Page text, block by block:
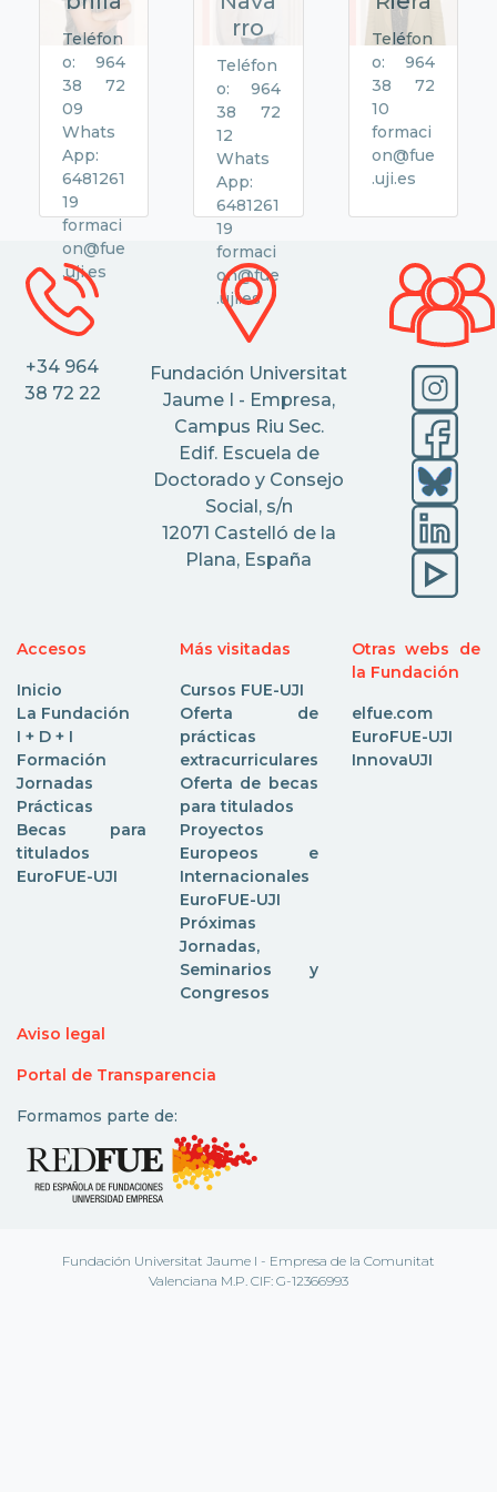
Teléfon
o: 964
38 72
09
Whats
App:
6481261
19
formaci
on@fue
.uji.es
rro
Teléfon
o: 964
38 72
12
Whats
App:
6481261
19
formaci
on@fue
.uji.es
Teléfon
o: 964
38 72
10
formaci
on@fue
.uji.es
+34 964
38 72 22
Fundación Universitat
Jaume I - Empresa,
Campus Riu Sec.
Edif. Escuela de
Doctorado y Consejo
Social, s/n
12071 Castelló de la
Plana, España
Accesos
Inicio
La Fundación
I + D + I
Formación
Jornadas
Prácticas
Becas para
titulados
EuroFUE-UJI
Más visitadas
Cursos FUE-UJI
Oferta de
prácticas
extracurriculares
Oferta de becas
para titulados
Proyectos
Europeos e
Internacionales
EuroFUE-UJI
Próximas
Jornadas,
Seminarios y
Congresos
Otras webs de
la Fundación
elfue.com
EuroFUE-UJI
InnovaUJI
Aviso legal
Portal de Transparencia
Formamos parte de:
Fundación Universitat Jaume I - Empresa de la Comunitat
Valenciana M.P. CIF: G-12366993